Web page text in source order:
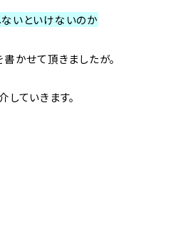
いといけないのか
かせて頂きましたが。
ていきます。